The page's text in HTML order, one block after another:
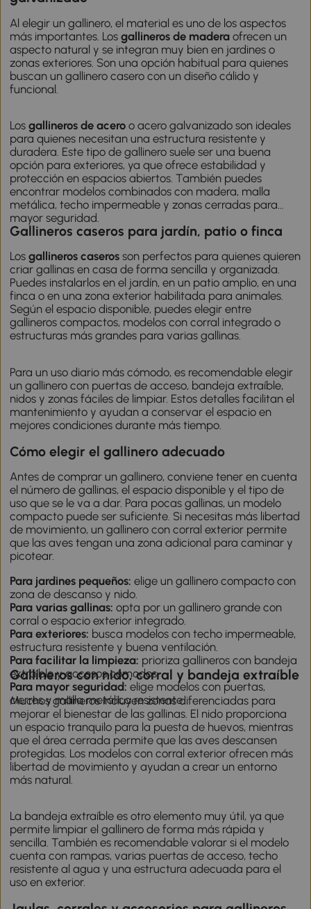
Al elegir un gallinero, el material es uno de los aspectos
más importantes. Losgallineros de madera ofrecen un
aspecto natural y se integran muy bien en jardines o
zonas exteriores. Son una opción habitual para quienes
buscan un gallinero casero con un diseño cálido y
funcional.
Losgallineros de acero o acero galvanizado son ideales
para quienes necesitan una estructura resistente y
duradera. Este tipo de gallinero suele ser una buena
opción para exteriores, ya que ofrece estabilidad y
protección en espacios abiertos. También puedes
encontrar modelos combinados con madera, malla
metálica, techo impermeable y zonas cerradas para
mayor seguridad.
Gallineros caseros para jardín, patio o finca
Losgallineros caseros son perfectos para quienes quieren
criar gallinas en casa de forma sencilla y organizada.
Puedes instalarlos en el jardín, en un patio amplio, en una
finca o en una zona exterior habilitada para animales.
Según el espacio disponible, puedes elegir entre
gallineros compactos, modelos con corral integrado o
estructuras más grandes para varias gallinas.
Para un uso diario más cómodo, es recomendable elegir
un gallinero con puertas de acceso, bandeja extraíble,
nidos y zonas fáciles de limpiar. Estos detalles facilitan el
mantenimiento y ayudan a conservar el espacio en
mejores condiciones durante más tiempo.
Cómo elegir el gallinero adecuado
Antes de comprar un gallinero, conviene tener en cuenta
el número de gallinas, el espacio disponible y el tipo de
uso que se le va a dar. Para pocas gallinas, un modelo
compacto puede ser suficiente. Si necesitas más libertad
de movimiento, un gallinero con corral exterior permite
que las aves tengan una zona adicional para caminar y
picotear.
Para jardines pequeños: elige un gallinero compacto con
zona de descanso y nido.
Para varias gallinas: opta por un gallinero grande con
corral o espacio exterior integrado.
Para exteriores: busca modelos con techo impermeable,
estructura resistente y buena ventilación.
Para facilitar la limpieza: prioriza gallineros con bandeja
extraíble y accesos cómodos.
Para mayor seguridad: elige modelos con puertas,
cierres y malla metálica resistente.
Gallineros con nido, corral y bandeja extraíble
Muchos gallineros incluyen zonas diferenciadas para
mejorar el bienestar de las gallinas. El nido proporciona
un espacio tranquilo para la puesta de huevos, mientras
que el área cerrada permite que las aves descansen
protegidas. Los modelos con corral exterior ofrecen más
libertad de movimiento y ayudan a crear un entorno
más natural.
La bandeja extraíble es otro elemento muy útil, ya que
permite limpiar el gallinero de forma más rápida y
sencilla. También es recomendable valorar si el modelo
cuenta con rampas, varias puertas de acceso, techo
resistente al agua y una estructura adecuada para el
uso en exterior.